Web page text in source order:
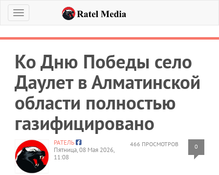
Меню
Ко Дню Победы село
Даулет в Алматинской
области полностью
газифицировано
466 ПРОСМОТРОВ 0
РАТЕЛЬ
Пятница, 08 Мая 2026,
11:08